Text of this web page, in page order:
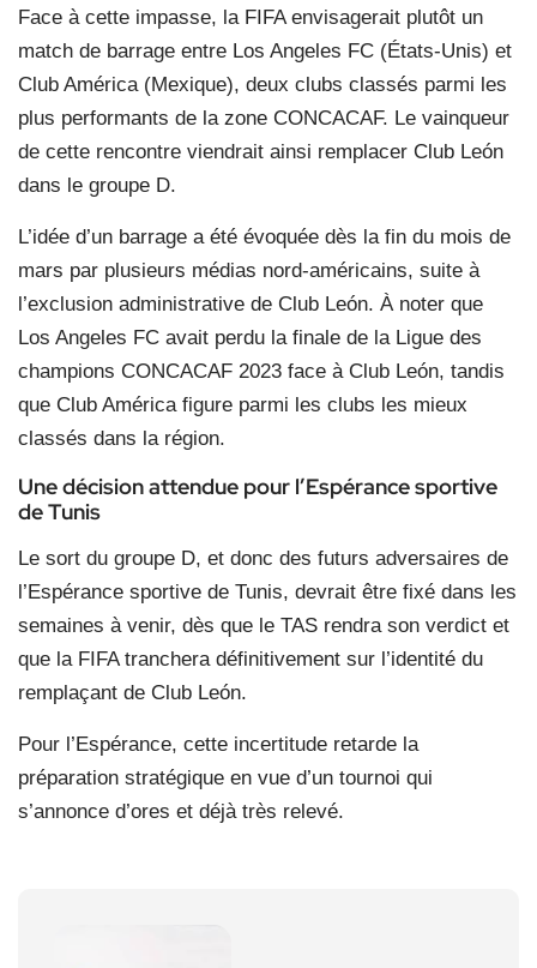
Face à cette impasse, la FIFA envisagerait plutôt un
match de barrage entre Los Angeles FC (États-Unis) et
Club América (Mexique), deux clubs classés parmi les
plus performants de la zone CONCACAF. Le vainqueur
de cette rencontre viendrait ainsi remplacer Club León
dans le groupe D.
L’idée d’un barrage a été évoquée dès la fin du mois de
mars par plusieurs médias nord-américains, suite à
l’exclusion administrative de Club León. À noter que
Los Angeles FC avait perdu la finale de la Ligue des
champions CONCACAF 2023 face à Club León, tandis
que Club América figure parmi les clubs les mieux
classés dans la région.
Une décision attendue pour l’Espérance sportive
de Tunis
Le sort du groupe D, et donc des futurs adversaires de
l’Espérance sportive de Tunis, devrait être fixé dans les
semaines à venir, dès que le TAS rendra son verdict et
que la FIFA tranchera définitivement sur l’identité du
remplaçant de Club León.
Pour l’Espérance, cette incertitude retarde la
préparation stratégique en vue d’un tournoi qui
s’annonce d’ores et déjà très relevé.